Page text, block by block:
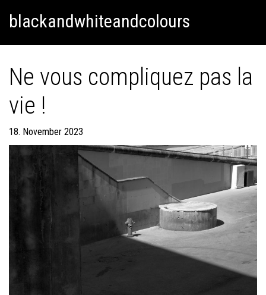
blackandwhiteandcolours
Ne vous compliquez pas la
vie !
18. November 2023